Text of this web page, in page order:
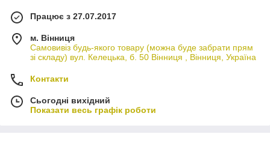
Працює з 27.07.2017
м. Вінниця
Самовивіз будь-якого товару (можна буде забрати прям
зі складу) вул. Келецька, б. 50 Вінниця , Вінниця, Україна
Контакти
Сьогодні вихідний
Показати весь графік роботи